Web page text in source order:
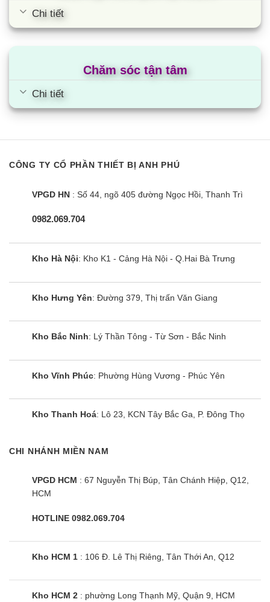
Chi tiết
Chăm sóc tận tâm
Chi tiết
CÔNG TY CỔ PHẦN THIẾT BỊ ANH PHÚ
VPGD HN : Số 44, ngõ 405 đường Ngọc Hồi, Thanh Trì
0982.069.704
Kho Hà Nội: Kho K1 - Cảng Hà Nội - Q.Hai Bà Trưng
Kho Hưng Yên: Đường 379, Thị trấn Văn Giang
Kho Bắc Ninh: Lý Thần Tông - Từ Sơn - Bắc Ninh
Kho Vĩnh Phúc: Phường Hùng Vương - Phúc Yên
Kho Thanh Hoá: Lô 23, KCN Tây Bắc Ga, P. Đông Thọ
CHI NHÁNH MIỀN NAM
VPGD HCM : 67 Nguyễn Thị Búp, Tân Chánh Hiệp, Q12,
HCM
HOTLINE 0982.069.704
Kho HCM 1 : 106 Đ. Lê Thị Riêng, Tân Thới An, Q12
Kho HCM 2 : phường Long Thạnh Mỹ, Quận 9, HCM